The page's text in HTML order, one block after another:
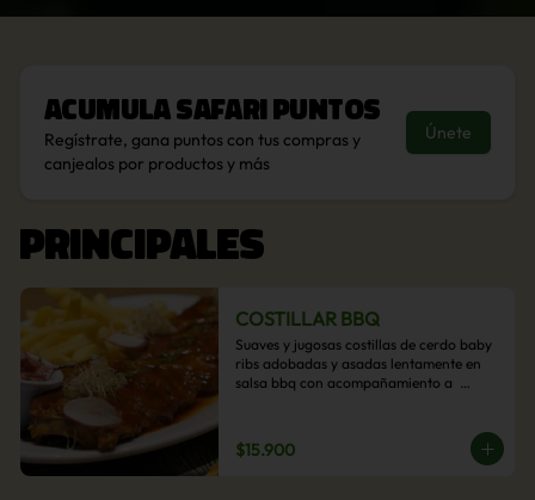
AcumulaSafari Puntos
Regístrate, gana puntos con tus compras y
canjealos por productos y más
Únete
PRINCIPALES
COSTILLAR BBQ
Suaves y jugosas costillas de cerdo baby
ribs adobadas y asadas lentamente en
salsa bbq con acompañamiento a
salteadas, Papas parmentier, Papas
fritas, Arroz blanco.
$15.900